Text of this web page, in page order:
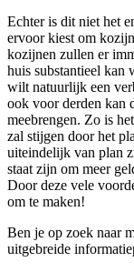
Echter is dit niet het
ervoor kiest om
kozijnen zullen er
huis substantieel kan
wilt natuurlijk een
ook voor derden kan
meebrengen. Zo is
zal stijgen door het
uiteindelijk van plan
staat zijn om meer
Door deze vele
om te maken!
Ben je op zoek naar
uitgebreide